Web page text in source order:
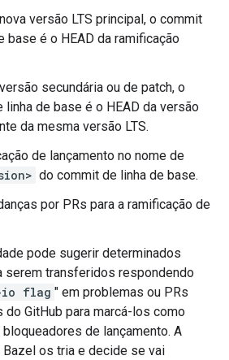
versão LTS principal, o commit
base é o HEAD da ramificação
secundária ou de patch, o
linha de base é o HEAD da versão
da mesma versão LTS.
de lançamento no nome de
do commit de linha de base.
por PRs para a ramificação de
pode sugerir determinados
serem transferidos respondendo
io flag " em problemas ou PRs
do GitHub para marcá-los como
de lançamento. A
os tria e decide se vai